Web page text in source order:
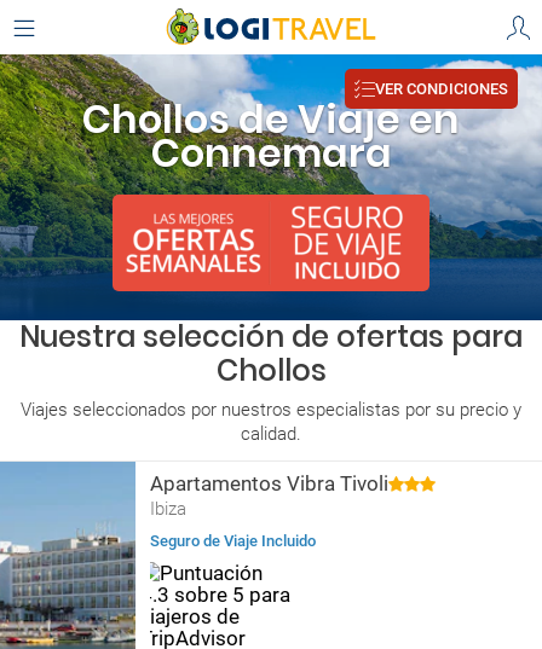
Chollos de Viaje en
Connemara
VER CONDICIONES
Nuestra selección de ofertas para
Chollos
Viajes seleccionados por nuestros especialistas por su precio y
calidad.
Apartamentos Vibra Tivoli
Ibiza
Seguro de Viaje Incluido